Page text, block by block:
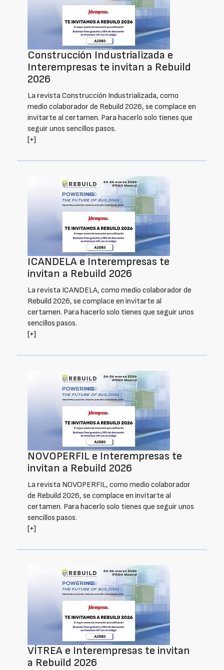
Construcción Industrializada e
Interempresas te invitan a Rebuild
2026
La revista Construcción Industrializada, como
medio colaborador de Rebuild 2026, se complace en
invitarte al certamen. Para hacerlo solo tienes que
seguir unos sencillos pasos.
[+]
ICANDELA e Interempresas te
invitan a Rebuild 2026
La revista ICANDELA, como medio colaborador de
Rebuild 2026, se complace en invitarte al
certamen. Para hacerlo solo tienes que seguir unos
sencillos pasos.
[+]
NOVOPERFIL e Interempresas te
invitan a Rebuild 2026
La revista NOVOPERFIL, como medio colaborador
de Rebuild 2026, se complace en invitarte al
certamen. Para hacerlo solo tienes que seguir unos
sencillos pasos.
[+]
VÍTREA e Interempresas te invitan
a Rebuild 2026